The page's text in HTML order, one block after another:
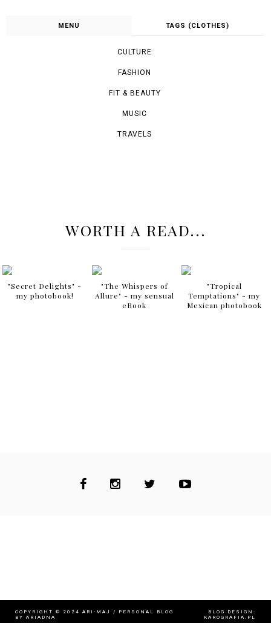
MENU TAGS (CLOTHES)
CULTURE
FASHION
FIT & BEAUTY
MUSIC
TRAVELS
WORTH A READ...
"Secret Delights" -
my photobook!
"The Whispers of
Allure" - my sensual
eBook
"Tropical
Temptations" - my
Mexican photobook
COPYRIGHT © 2024 ARI-MAJ / PERSONAL BLOG
BY ARIADNA
BLOG DESIGN:
KAROGRAFIA.PL